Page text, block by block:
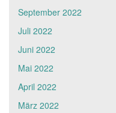
September 2022
Juli 2022
Juni 2022
Mai 2022
April 2022
März 2022